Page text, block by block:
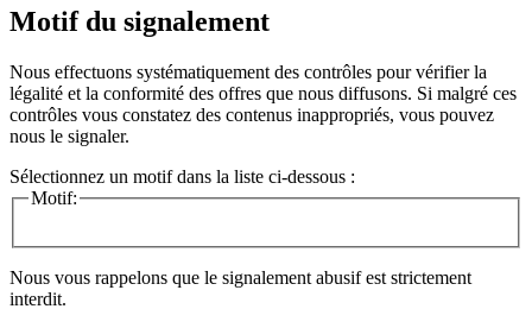
Motif du signalement
Nous effectuons systématiquement des contrôles pour vérifier la
légalité et la conformité des offres que nous diffusons. Si malgré ces
contrôles vous constatez des contenus inappropriés, vous pouvez
nous le signaler.
Sélectionnez un motif dans la liste ci-dessous :
Motif:
Nous vous rappelons que le signalement abusif est strictement
interdit.